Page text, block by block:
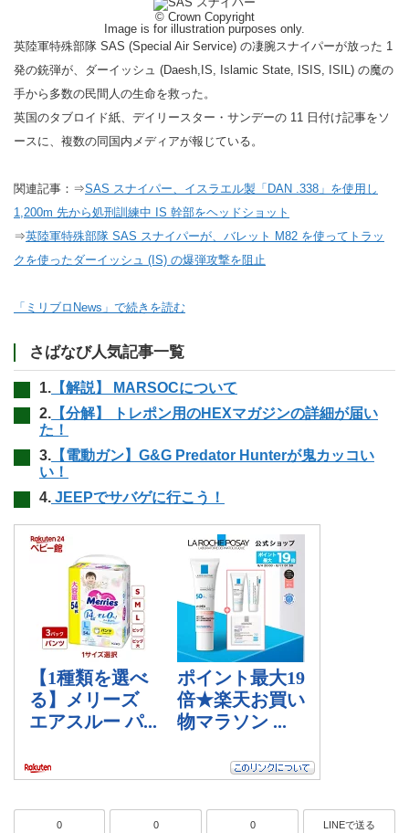
© Crown Copyright
Image is for illustration purposes only.
英陸軍特殊部隊 SAS (Special Air Service) の凄腕スナイパーが放った 1
発の銃弾が、ダーイッシュ (Daesh,IS, Islamic State, ISIS, ISIL) の魔の
手から多数の民間人の生命を救った。
英国のタブロイド紙、デイリースター・サンデーの 11 日付け記事をソ
ースに、複数の同国内メディアが報じている。
関連記事：⇒SAS スナイパー、イスラエル製「DAN .338」を使用し
1,200m 先から処刑訓練中 IS 幹部をヘッドショット
⇒英陸軍特殊部隊 SAS スナイパーが、バレット M82 を使ってトラッ
クを使ったダーイッシュ (IS) の爆弾攻撃を阻止
「ミリブロNews」で続きを読む
さばなび人気記事一覧
1. 【解説】 MARSOCについて
2. 【分解】 トレポン用のHEXマガジンの詳細が届い
た！
3. 【電動ガン】G&G Predator Hunterが鬼カッコい
い！
4. JEEPでサバゲに行こう！
0 0 0 LINEで送る